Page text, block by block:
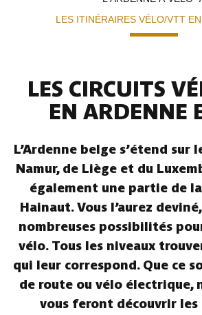
LES ITINÉRAIRES VÉLO/VTT
LES CIRCUITS
EN ARDENNE
L’Ardenne belge s’étend sur
Namur, de Liège et du
également une partie de
Hainaut. Vous l’aurez
nombreuses possibilités
vélo. Tous les niveaux
qui leur correspond. Que ce
de route ou vélo électrique,
vous feront découvrir les